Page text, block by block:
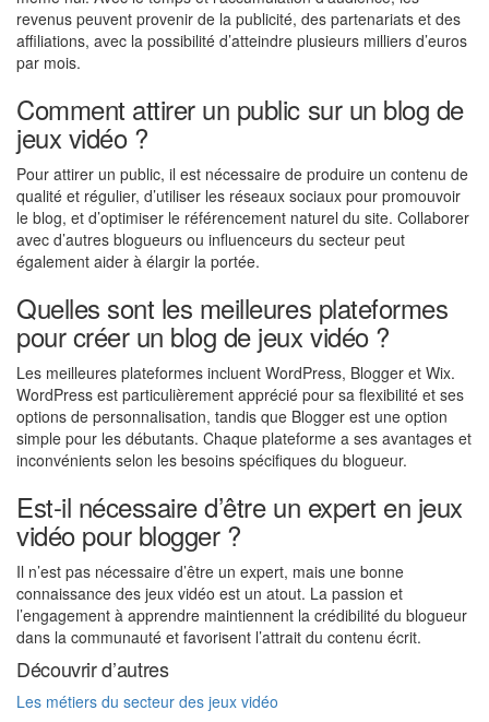
revenus peuvent provenir de la publicité, des partenariats et des
affiliations, avec la possibilité d’atteindre plusieurs milliers d’euros
par mois.
Comment attirer un public sur un blog de
jeux vidéo ?
Pour attirer un public, il est nécessaire de produire un contenu de
qualité et régulier, d’utiliser les réseaux sociaux pour promouvoir
le blog, et d’optimiser le référencement naturel du site. Collaborer
avec d’autres blogueurs ou influenceurs du secteur peut
également aider à élargir la portée.
Quelles sont les meilleures plateformes
pour créer un blog de jeux vidéo ?
Les meilleures plateformes incluent WordPress, Blogger et Wix.
WordPress est particulièrement apprécié pour sa flexibilité et ses
options de personnalisation, tandis que Blogger est une option
simple pour les débutants. Chaque plateforme a ses avantages et
inconvénients selon les besoins spécifiques du blogueur.
Est-il nécessaire d’être un expert en jeux
vidéo pour blogger ?
Il n’est pas nécessaire d’être un expert, mais une bonne
connaissance des jeux vidéo est un atout. La passion et
l’engagement à apprendre maintiennent la crédibilité du blogueur
dans la communauté et favorisent l’attrait du contenu écrit.
Découvrir d’autres
Les métiers du secteur des jeux vidéo